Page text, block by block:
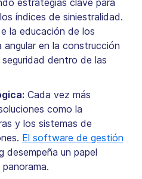
índices de siniestralidad.
la educación de los
en la construcción
dentro de las
Cada vez más
como la
y los sistemas de
El software de gestión
desempeña un papel